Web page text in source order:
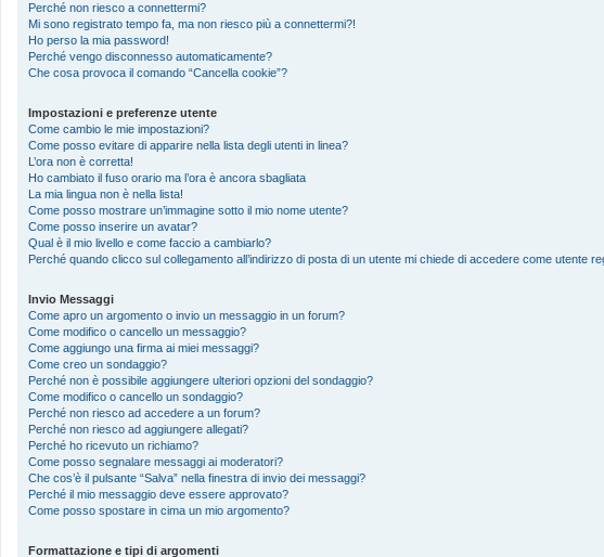
Perché non riesco a connettermi?
Mi sono registrato tempo fa, ma non riesco più a connettermi?!
Ho perso la mia password!
Perché vengo disconnesso automaticamente?
Che cosa provoca il comando “Cancella cookie”?
Impostazioni e preferenze utente
Come cambio le mie impostazioni?
Come posso evitare di apparire nella lista degli utenti in linea?
L’ora non è corretta!
Ho cambiato il fuso orario ma l’ora è ancora sbagliata
La mia lingua non è nella lista!
Come posso mostrare un’immagine sotto il mio nome utente?
Come posso inserire un avatar?
Qual è il mio livello e come faccio a cambiarlo?
Perché quando clicco sul collegamento all’indirizzo di posta di un utente mi chiede di accedere come utente
Invio Messaggi
Come apro un argomento o invio un messaggio in un forum?
Come modifico o cancello un messaggio?
Come aggiungo una firma ai miei messaggi?
Come creo un sondaggio?
Perché non è possibile aggiungere ulteriori opzioni del sondaggio?
Come modifico o cancello un sondaggio?
Perché non riesco ad accedere a un forum?
Perché non riesco ad aggiungere allegati?
Perché ho ricevuto un richiamo?
Come posso segnalare messaggi ai moderatori?
Che cos’è il pulsante “Salva” nella finestra di invio dei messaggi?
Perché il mio messaggio deve essere approvato?
Come posso spostare in cima un mio argomento?
Formattazione e tipi di argomenti